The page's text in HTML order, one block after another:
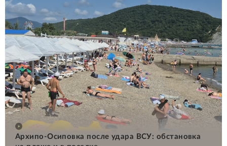
Архипо-Осиповка после удара ВСУ: обстановка